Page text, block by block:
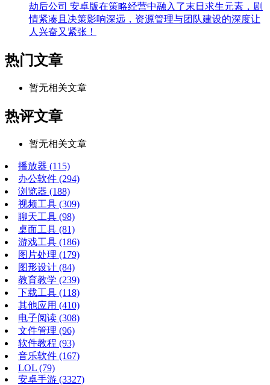
劫后公司 安卓版在策略经营中融入了末日求生元素，剧
情紧凑且决策影响深远，资源管理与团队建设的深度让
人兴奋又紧张！
热门文章
暂无相关文章
热评文章
暂无相关文章
播放器 (115)
办公软件 (294)
浏览器 (188)
视频工具 (309)
聊天工具 (98)
桌面工具 (81)
游戏工具 (186)
图片处理 (179)
图形设计 (84)
教育教学 (239)
下载工具 (118)
其他应用 (410)
电子阅读 (308)
文件管理 (96)
软件教程 (93)
音乐软件 (167)
LOL (79)
安卓手游 (3327)